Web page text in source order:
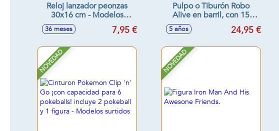
Reloj lanzador peonzas
30x16 cm - Modelos
surtidos
36 meses 7,95 €
Pulpo o Tiburón Robo
Alive en barril, con 15
sorpresas, se activa en
agua - Modelos surtidos
5 años 24,95 €
NOVEDAD NOVEDAD